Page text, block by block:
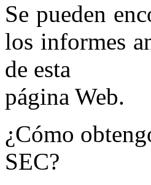
Se pueden
los informes
de esta
página Web.
¿Cómo
SEC?